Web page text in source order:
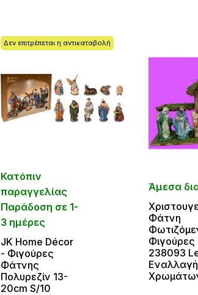
Δεν επιτρέπεται η αντικαταβολή
Κατόπιν
παραγγελίας
Παράδοση σε 1-
3 ημέρες
JK Home Décor
- Φιγούρες
Φάτνης
Πολυρεζίν 13-
20cm S/10
Άμεσα
Φάτνη
Φιγούρες
238093